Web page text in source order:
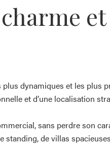
dynamiques et les plus
et d’une localisation
sans perdre son
de villas